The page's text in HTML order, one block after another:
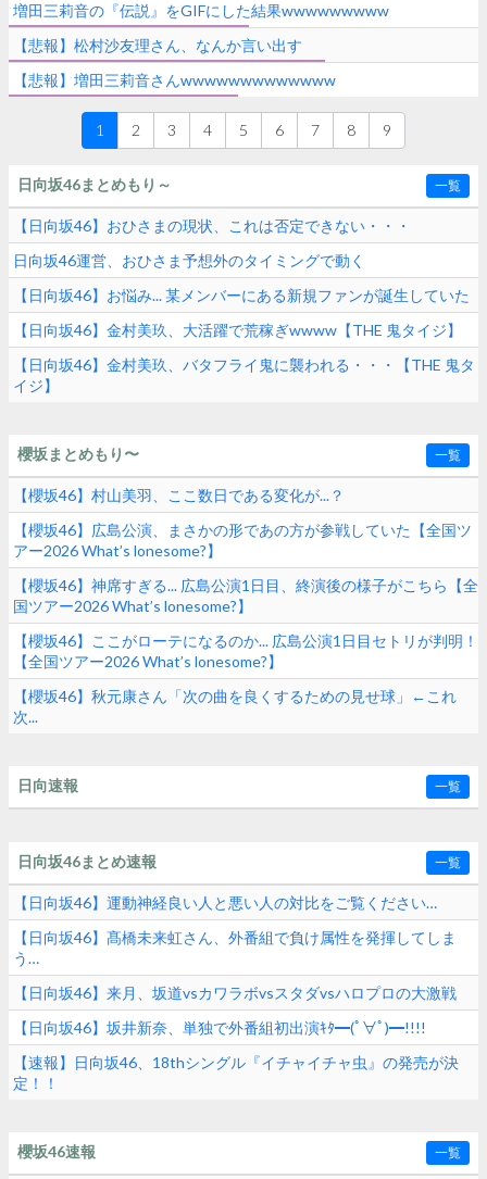
増田三莉音の『伝説』をGIFにした結果wwwwwwwww
【悲報】松村沙友理さん、なんか言い出す
【悲報】増田三莉音さんwwwwwwwwwwwww
1 2 3 4 5 6 7 8 9
日向坂46まとめもり～ 一覧
【日向坂46】おひさまの現状、これは否定できない・・・
日向坂46運営、おひさま予想外のタイミングで動く
【日向坂46】お悩み... 某メンバーにある新規ファンが誕生していた
【日向坂46】金村美玖、大活躍で荒稼ぎwwww【THE 鬼タイジ】
【日向坂46】金村美玖、バタフライ鬼に襲われる・・・【THE 鬼タ
イジ】
櫻坂まとめもり〜 一覧
【櫻坂46】村山美羽、ここ数日である変化が...？
【櫻坂46】広島公演、まさかの形であの方が参戦していた【全国ツ
アー2026 What’s lonesome?】
【櫻坂46】神席すぎる... 広島公演1日目、終演後の様子がこちら【全
国ツアー2026 What’s lonesome?】
【櫻坂46】ここがローテになるのか... 広島公演1日目セトリが判明！
【全国ツアー2026 What’s lonesome?】
【櫻坂46】秋元康さん「次の曲を良くするための見せ球」←これ
次...
日向速報 一覧
日向坂46まとめ速報 一覧
【日向坂46】運動神経良い人と悪い人の対比をご覧ください…
【日向坂46】髙橋未来虹さん、外番組で負け属性を発揮してしま
う…
【日向坂46】来月、坂道vsカワラボvsスタダvsハロプロの大激戦
【日向坂46】坂井新奈、単独で外番組初出演ｷﾀ━(ﾟ∀ﾟ)━!!!!
【速報】日向坂46、18thシングル『イチャイチャ虫』の発売が決
定！！
櫻坂46速報 一覧